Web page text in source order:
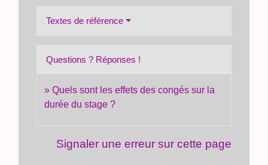
Textes de référence
Questions ? Réponses !
Quels sont les effets des congés sur la
durée du stage ?
Signaler une erreur sur cette page